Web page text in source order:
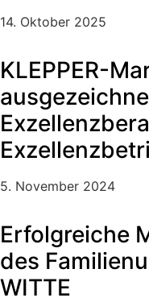
14. Oktober 2025
KLEPPER-
5. November 2024
Erfolgreiche
des
WITTE